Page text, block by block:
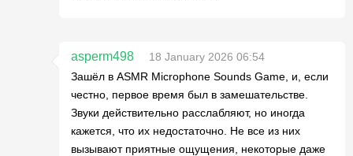
asperm498
18 January 2026 06:54
Зашёл в ASMR Microphone Sounds Game, и, если
честно, первое время был в замешательстве.
Звуки действительно расслабляют, но иногда
кажется, что их недостаточно. Не все из них
вызывают приятные ощущения, некоторые даже